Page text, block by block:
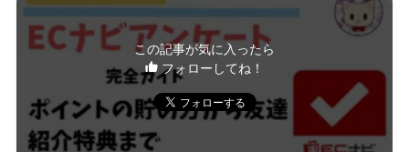
この記事が気に入ったら
フォローしてね！